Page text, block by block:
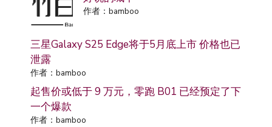
作者：bamboo
三星Galaxy S25 Edge将于5月底上市 价格也已
泄露
作者：bamboo
起售价或低于 9 万元，零跑 B01 已经预定了下
一个爆款
作者：bamboo